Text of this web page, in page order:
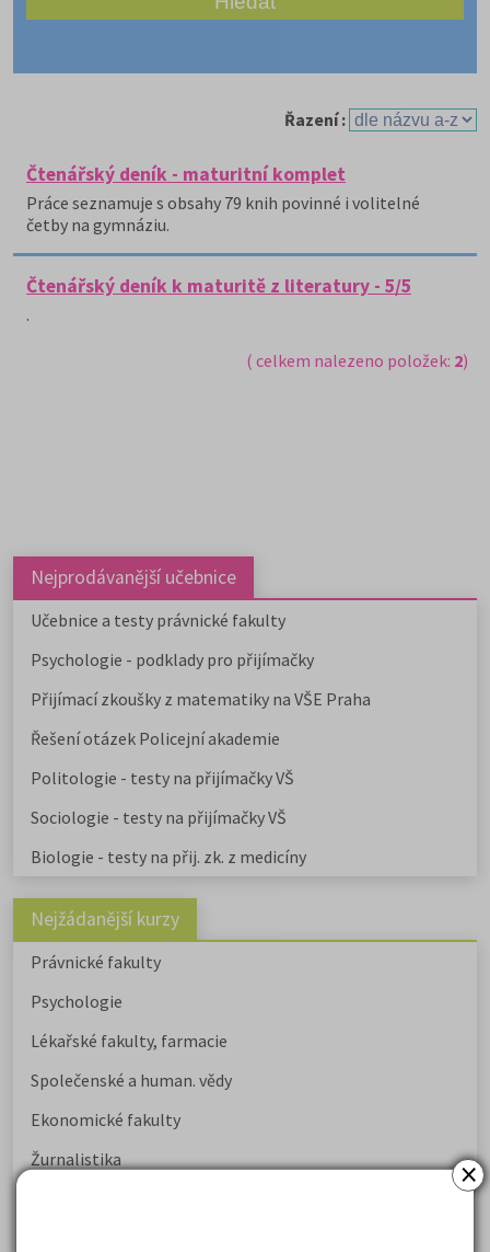
×
Řazení :
Čtenářský deník - maturitní komplet
Práce seznamuje s obsahy 79 knih povinné i volitelné
četby na gymnáziu.
Čtenářský deník k maturitě z literatury - 5/5
.
( celkem nalezeno položek: 2)
Nejprodávanější učebnice
Učebnice a testy právnické fakulty
Psychologie - podklady pro přijímačky
Přijímací zkoušky z matematiky na VŠE Praha
Řešení otázek Policejní akademie
Politologie - testy na přijímačky VŠ
Sociologie - testy na přijímačky VŠ
Biologie - testy na přij. zk. z medicíny
Nejžádanější kurzy
Právnické fakulty
Psychologie
Lékařské fakulty, farmacie
Společenské a human. vědy
Ekonomické fakulty
Žurnalistika